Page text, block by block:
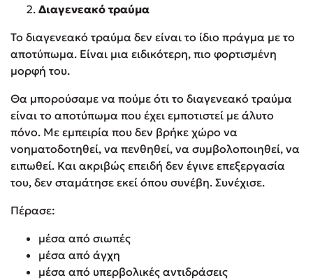
Διαγενεακό τραύμα
Το διαγενεακό τραύμα δεν είναι το ίδιο πράγμα με το
αποτύπωμα. Είναι μια ειδικότερη, πιο φορτισμένη
μορφή του.
Θα μπορούσαμε να πούμε ότι το διαγενεακό τραύμα
είναι το αποτύπωμα που έχει εμποτιστεί με άλυτο
πόνο. Με εμπειρία που δεν βρήκε χώρο να
νοηματοδοτηθεί, να πενθηθεί, να συμβολοποιηθεί, να
ειπωθεί. Και ακριβώς επειδή δεν έγινε επεξεργασία
του, δεν σταμάτησε εκεί όπου συνέβη. Συνέχισε.
Πέρασε:
μέσα από σιωπές
μέσα από άγχη
μέσα από υπερβολικές αντιδράσεις